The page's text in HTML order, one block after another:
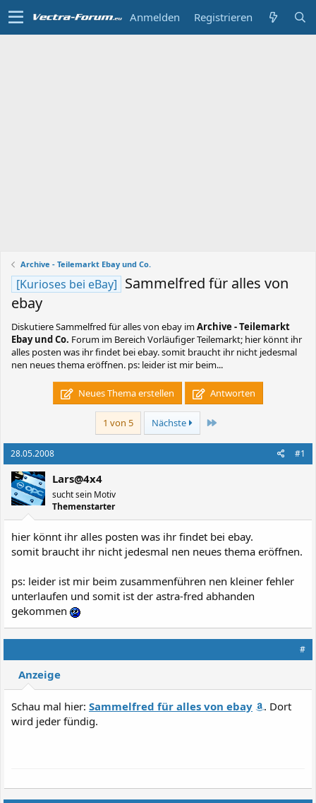
Anmelden Registrieren
Archive - Teilemarkt Ebay und Co.
[Kurioses bei eBay] Sammelfred für alles von
ebay
DiskutiereSammelfred für alles von ebay imArchive - Teilemarkt
Ebay und Co. Forum im Bereich Vorläufiger Teilemarkt; hier könnt ihr
alles posten was ihr findet bei ebay. somit braucht ihr nicht jedesmal
nen neues thema eröffnen. ps: leider ist mir beim...
Neues Thema erstellen Antworten
1 von 5 Nächste Letzte
28.05.2008 #1
Lars@4x4
sucht sein Motiv
Themenstarter
hier könnt ihr alles posten was ihr findet bei ebay.
somit braucht ihr nicht jedesmal nen neues thema eröffnen.
ps: leider ist mir beim zusammenführen nen kleiner fehler
unterlaufen und somit ist der astra-fred abhanden
gekommen
#
Anzeige
Schau mal hier: Sammelfred für alles von ebay
. Dort
wird jeder fündig.